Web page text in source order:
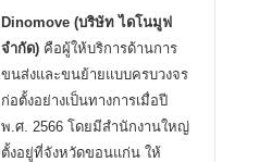
Dinomove (บริษัท ไดโนมูฟ
จำกัด) คือผู้ให้บริการด้านการ
ขนส่งและขนย้ายแบบครบวงจร
ก่อตั้งอย่างเป็นทางการเมื่อปี
พ.ศ. 2566 โดยมีสำนักงานใหญ่
ตั้งอยู่ที่จังหวัดขอนแก่น ให้